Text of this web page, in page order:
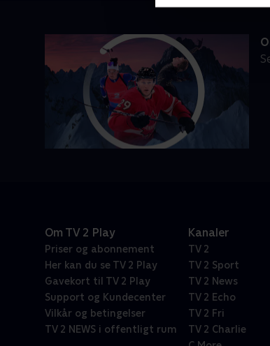
Om TV 2 Play
Priser og abonnement
Her kan du se TV 2 Play
Gavekort til TV 2 Play
Support og Kundecenter
Vilkår og betingelser
TV 2 NEWS i offentligt rum
Kanaler
TV 2
TV 2 Sport
TV 2 News
TV 2 Echo
TV 2 Fri
TV 2 Charlie